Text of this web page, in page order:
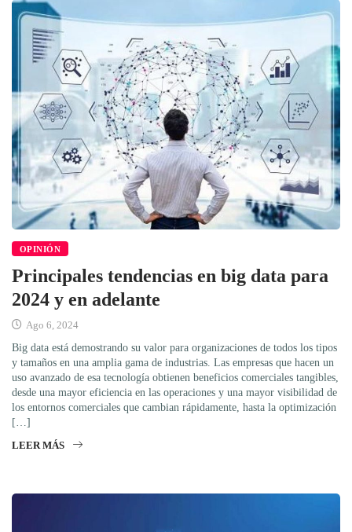
OPINIÓN
Principales tendencias en big data para
2024 y en adelante
Ago 6, 2024
Big data está demostrando su valor para organizaciones de todos los tipos
y tamaños en una amplia gama de industrias. Las empresas que hacen un
uso avanzado de esa tecnología obtienen beneficios comerciales tangibles,
desde una mayor eficiencia en las operaciones y una mayor visibilidad de
los entornos comerciales que cambian rápidamente, hasta la optimización
[…]
LEER MÁS